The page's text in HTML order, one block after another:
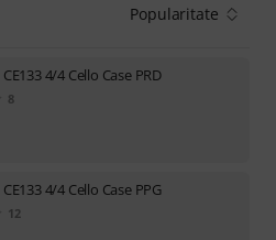
Popularitate
CE133 4/4 Cello Case PRD
8
CE133 4/4 Cello Case PPG
12